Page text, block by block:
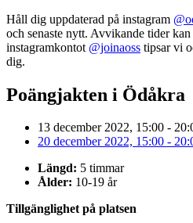
Håll dig uppdaterad på instagram
och senaste nytt. Avvikande tider
instagramkontot @joinaoss tipsar vi
dig.
Poängjakten i Ödåkra
13 december 2022, 15:00 -
20 december 2022, 15:00 -
Längd: 5 timmar
Ålder: 10-19 år
Tillgänglighet på platsen